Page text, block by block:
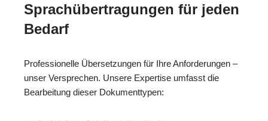
Sprachübertragungen für jeden
Bedarf
Professionelle Übersetzungen für Ihre Anforderungen –
unser Versprechen. Unsere Expertise umfasst die
Bearbeitung dieser Dokumenttypen: